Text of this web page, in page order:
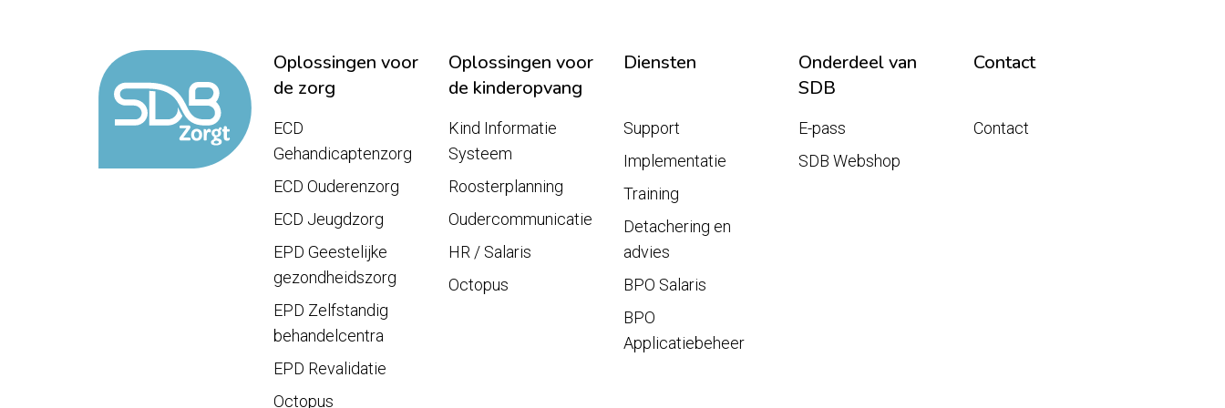
Oplossingen voor
de zorg
Oplossingen voor
de kinderopvang
Diensten
Onderdeel van
SDB
Contact
ECD
Gehandicaptenzorg
ECD Ouderenzorg
ECD Jeugdzorg
EPD Geestelijke
gezondheidszorg
EPD Zelfstandig
behandelcentra
EPD Revalidatie
Octopus
Kind Informatie
Systeem
Roosterplanning
Oudercommunicatie
HR / Salaris
Octopus
Support
Implementatie
Training
Detachering en
advies
BPO Salaris
BPO
Applicatiebeheer
E-pass
SDB Webshop
Contact